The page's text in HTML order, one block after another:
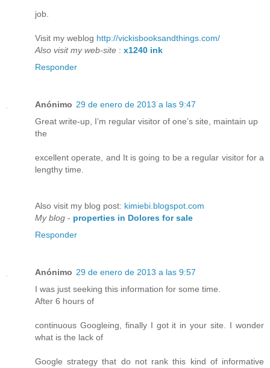
job.
Visit my weblog http://vickisbooksandthings.com/
Also visit my web-site : x1240 ink
Responder
Anónimo 29 de enero de 2013 a las 9:47
Great write-up, I’m regular visitor of one’s site, maintain up
the
excellent operate, and It is going to be a regular visitor for a
lengthy time.
Also visit my blog post: kimiebi.blogspot.com
My blog - properties in Dolores for sale
Responder
Anónimo 29 de enero de 2013 a las 9:57
I was just seeking this information for some time.
After 6 hours of
continuous Googleing, finally I got it in your site. I wonder
what is the lack of
Google strategy that do not rank this kind of informative